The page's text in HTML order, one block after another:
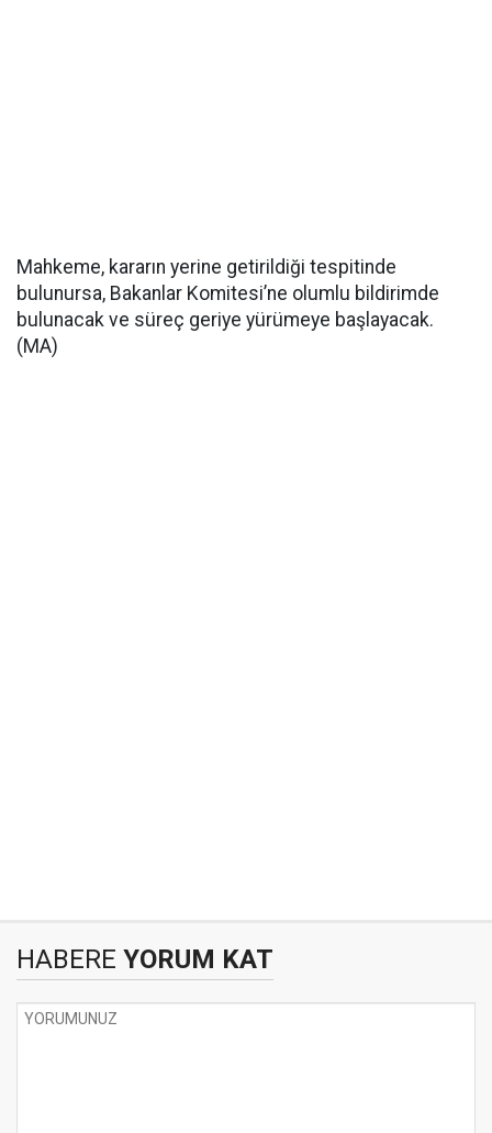
Mahkeme, kararın yerine getirildiği tespitinde
bulunursa, Bakanlar Komitesi’ne olumlu bildirimde
bulunacak ve süreç geriye yürümeye başlayacak.
(MA)
HABERE YORUM KAT